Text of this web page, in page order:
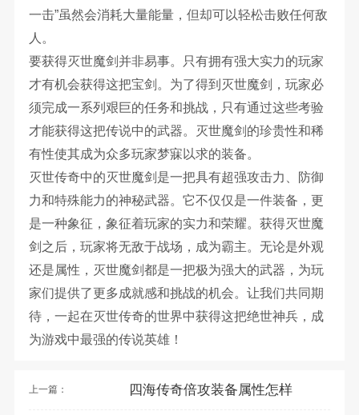
一击”虽然会消耗大量能量，但却可以轻松击败任何敌
人。
要获得灭世魔剑并非易事。只有拥有强大实力的玩家
才有机会获得这把宝剑。为了得到灭世魔剑，玩家必
须完成一系列艰巨的任务和挑战，只有通过这些考验
才能获得这把传说中的武器。灭世魔剑的珍贵性和稀
有性使其成为众多玩家梦寐以求的装备。
灭世传奇中的灭世魔剑是一把具有超强攻击力、防御
力和特殊能力的神秘武器。它不仅仅是一件装备，更
是一种象征，象征着玩家的实力和荣耀。获得灭世魔
剑之后，玩家将无敌于战场，成为霸主。无论是外观
还是属性，灭世魔剑都是一把极为强大的武器，为玩
家们提供了更多成就感和挑战的机会。让我们共同期
待，一起在灭世传奇的世界中获得这把绝世神兵，成
为游戏中最强的传说英雄！
上一篇： 四海传奇倍攻装备属性怎样